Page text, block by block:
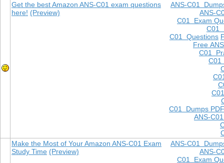
ANS-C01
ANS-
C01 Exam
C01
C01 Questions
Free
C01
C01
C01 Dumps PDF
ANS-
Get the best Amazon ANS-C01 exam questions
here! (Preview)
ANS-C01
ANS-
C01 Exam
Make the Most of Your Amazon ANS-C01 Exam
Study Time (Preview)